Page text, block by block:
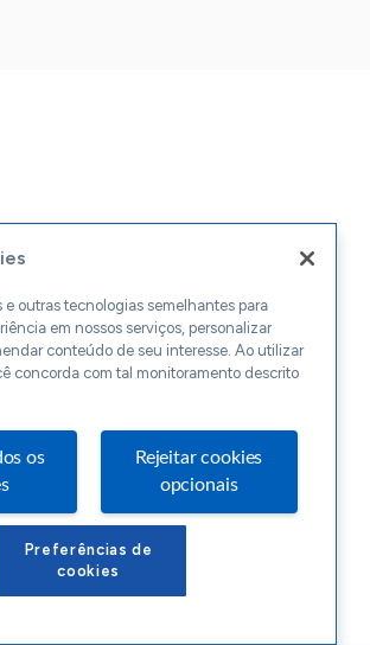
e outras tecnologias semelhantes para
em nossos serviços, personalizar
conteúdo de seu interesse. Ao utilizar
concorda com tal monitoramento descrito
os
Rejeitar cookies
opcionais
Preferências de
cookies